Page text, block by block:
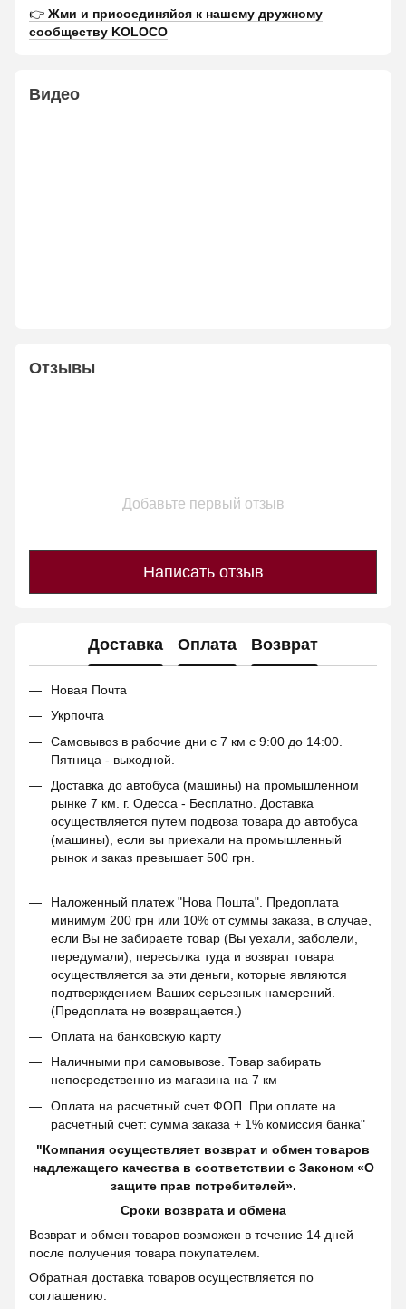
👉 Жми и присоединяйся к нашему дружному
сообществу KOLOCO
Видео
Отзывы
Добавьте первый отзыв
Написать отзыв
Доставка Оплата Возврат
Новая Почта
Укрпочта
Самовывоз в рабочие дни с 7 км с 9:00 до 14:00.
Пятница - выходной.
Доставка до автобуса (машины) на промышленном
рынке 7 км. г. Одесса - Бесплатно. Доставка
осуществляется путем подвоза товара до автобуса
(машины), если вы приехали на промышленный
рынок и заказ превышает 500 грн.
Наложенный платеж "Нова Пошта". Предоплата
минимум 200 грн или 10% от суммы заказа, в случае,
если Вы не забираете товар (Вы уехали, заболели,
передумали), пересылка туда и возврат товара
осуществляется за эти деньги, которые являются
подтверждением Ваших серьезных намерений.
(Предоплата не возвращается.)
Оплата на банковскую карту
Наличными при самовывозе. Товар забирать
непосредственно из магазина на 7 км
Оплата на расчетный счет ФОП. При оплате на
расчетный счет: сумма заказа + 1% комиссия банка"
"Компания осуществляет возврат и обмен товаров
надлежащего качества в соответствии с Законом «О
защите прав потребителей».
Сроки возврата и обмена
Возврат и обмен товаров возможен в течение 14 дней
после получения товара покупателем.
Обратная доставка товаров осуществляется по
соглашению.